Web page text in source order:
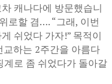
캐나다에 방문했습니
로할 겸…. “그래, 이번
쉬었다 가자!” 목적이
하는 2주간을 아름다
로 좀 쉬었다가 돌아갈